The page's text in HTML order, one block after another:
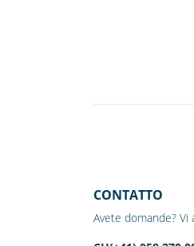
CONTATTO
Avete domande?